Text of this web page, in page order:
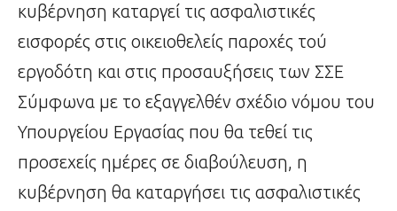
κυβέρνηση καταργεί τις ασφαλιστικές
εισφορές στις οικειοθελείς παροχές τού
εργοδότη και στις προσαυξήσεις των ΣΣΕ
Σύμφωνα με το εξαγγελθέν σχέδιο νόμου του
Υπουργείου Εργασίας που θα τεθεί τις
προσεχείς ημέρες σε διαβούλευση, η
κυβέρνηση θα καταργήσει τις ασφαλιστικές